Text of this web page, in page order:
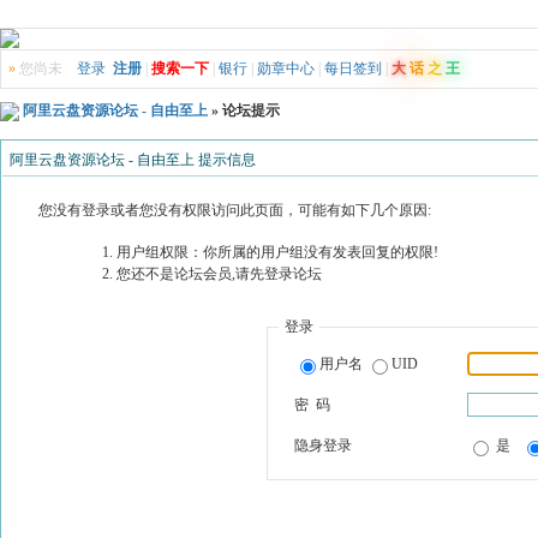
» 您尚未 登录 注册 搜索一下 银行 勋章中心 每日签到 大 话 之 王
阿里云盘资源论坛 - 自由至上 » 论坛提示
阿里云盘资源论坛 - 自由至上 提示信息
您没有登录或者您没有权限访问此页面，可能有如下几个原因:
用户组权限：你所属的用户组没有发表回复的权限!
您还不是论坛会员,请先登录论坛
登录
用户名 UID
密 码
隐身登录 是